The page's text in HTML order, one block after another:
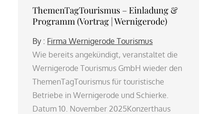
ThemenTagTourismus – Einladung &
Programm (Vortrag | Wernigerode)
By : Firma Wernigerode Tourismus
Wie bereits angekündigt, veranstaltet die
Wernigerode Tourismus GmbH wieder den
ThemenTagTourismus für touristische
Betriebe in Wernigerode und Schierke.
Datum 10. November 2025Konzerthaus